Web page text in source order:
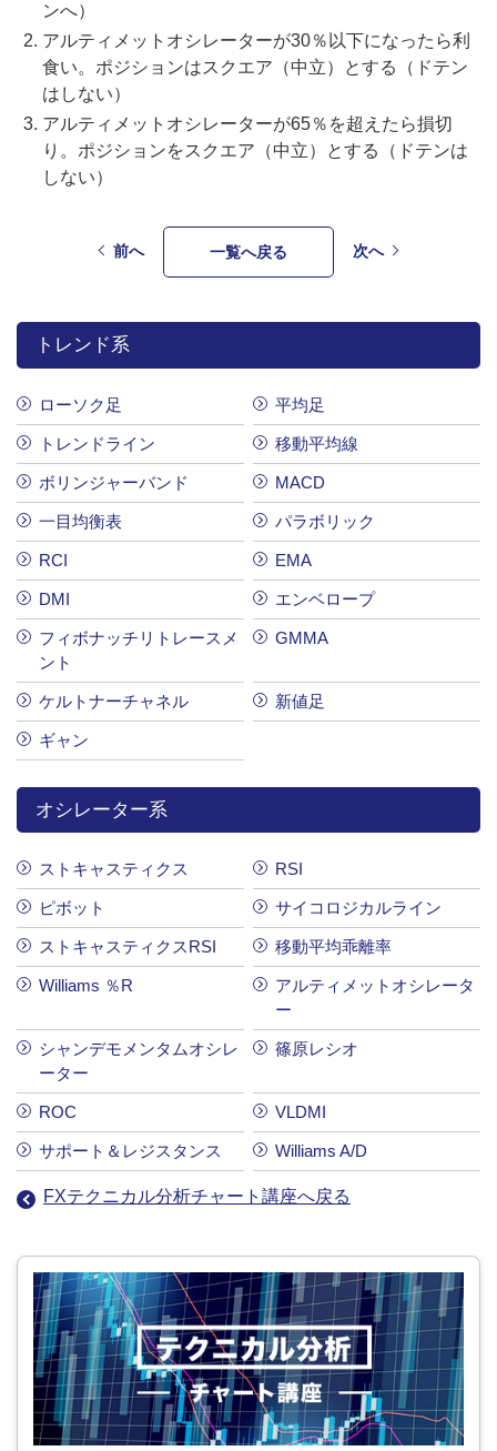
ンへ）
アルティメットオシレーターが30％以下になったら利
食い。ポジションはスクエア（中立）とする（ドテン
はしない）
アルティメットオシレーターが65％を超えたら損切
り。ポジションをスクエア（中立）とする（ドテンは
しない）
前へ 一覧へ戻る 次へ
トレンド系
ローソク足 平均足
トレンドライン 移動平均線
ボリンジャーバンド MACD
一目均衡表 パラボリック
RCI EMA
DMI エンベロープ
フィボナッチリトレースメ
ント
GMMA
ケルトナーチャネル 新値足
ギャン
オシレーター系
ストキャスティクス RSI
ピボット サイコロジカルライン
ストキャスティクスRSI 移動平均乖離率
Williams ％R
アルティメットオシレータ
ー
シャンデモメンタムオシレ
ーター
篠原レシオ
ROC VLDMI
サポート＆レジスタンス Williams A/D
FXテクニカル分析チャート講座へ戻る